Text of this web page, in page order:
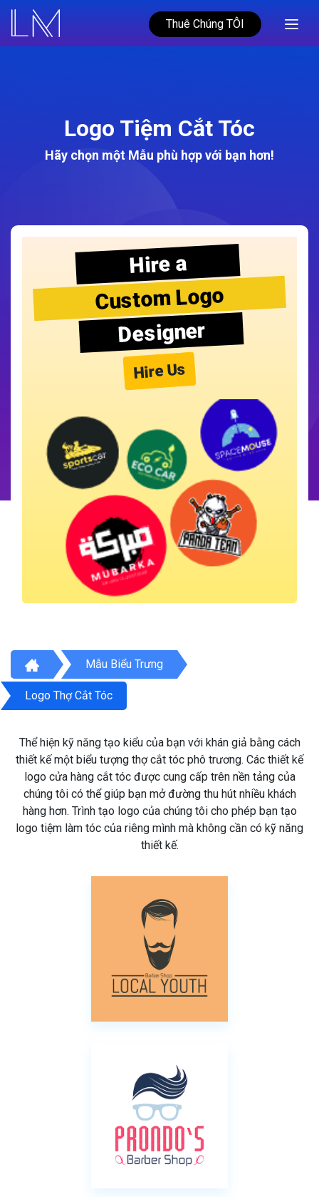
Thuê Chúng TÔI
Logo Tiệm Cắt Tóc
Hãy chọn một Mẫu phù hợp với bạn hơn!
Hire a
Custom Logo
Designer
Hire Us
Mẫu Biểu Trưng
Logo Thợ Cắt Tóc
Thể hiện kỹ năng tạo kiểu của bạn với khán giả bằng cách
thiết kế một biểu tượng thợ cắt tóc phô trương. Các thiết kế
logo cửa hàng cắt tóc được cung cấp trên nền tảng của
chúng tôi có thể giúp bạn mở đường thu hút nhiều khách
hàng hơn. Trình tạo logo của chúng tôi cho phép bạn tạo
logo tiệm làm tóc của riêng mình mà không cần có kỹ năng
thiết kế.